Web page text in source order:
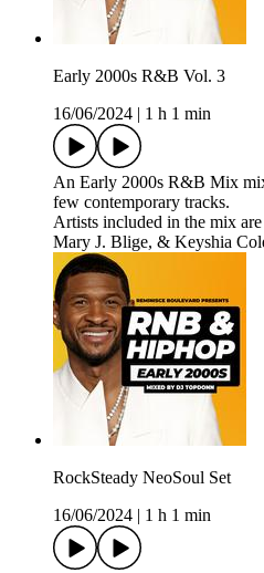
Early 2000s R&B Vol. 3
16/06/2024
1 h 1 min
An Early 2000s R&B Mix
few contemporary tracks.
Artists included in the mix
Mary J. Blige, & Keyshia
RockSteady NeoSoul Set
16/06/2024
1 h 1 min